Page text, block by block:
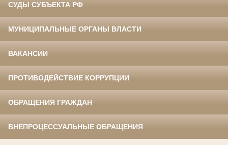
СУДЫ СУБЪЕКТА РФ
МУНИЦИПАЛЬНЫЕ ОРГАНЫ ВЛАСТИ
ВАКАНСИИ
ПРОТИВОДЕЙСТВИЕ КОРРУПЦИИ
ОБРАЩЕНИЯ ГРАЖДАН
ВНЕПРОЦЕССУАЛЬНЫЕ ОБРАЩЕНИЯ